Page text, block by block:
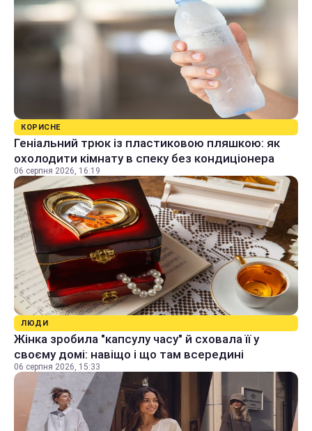
КОРИСНЕ
Геніальний трюк із пластиковою пляшкою: як
охолодити кімнату в спеку без кондиціонера
06 серпня 2026, 16:19
ЛЮДИ
Жінка зробила "капсулу часу" й сховала її у
своєму домі: навіщо і що там всередині
06 серпня 2026, 15:33